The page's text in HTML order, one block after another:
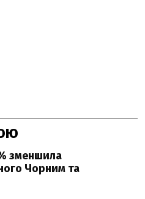
зменшила
Чорним та